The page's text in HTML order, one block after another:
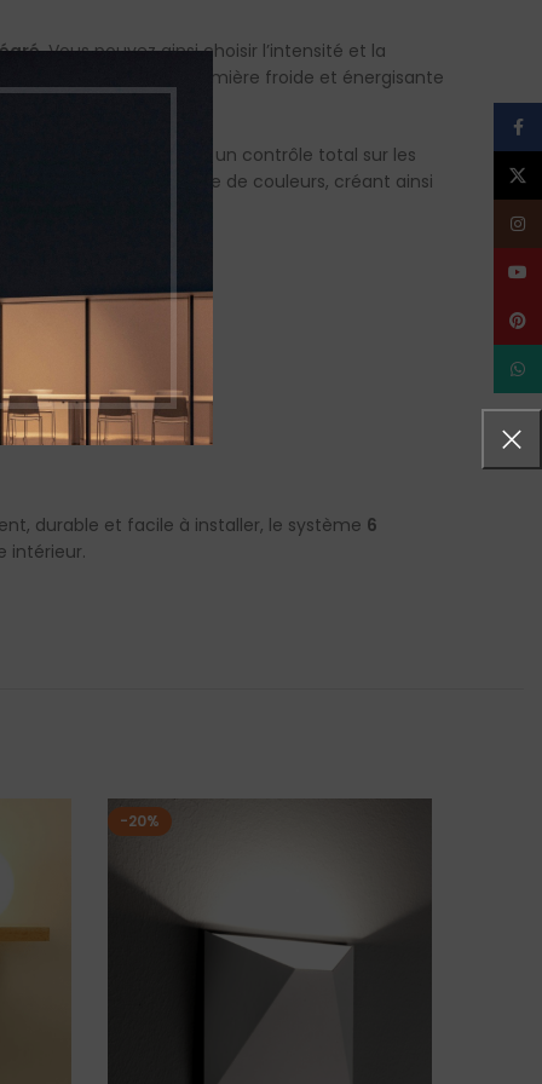
. Vous pouvez ainsi choisir l’intensité et la
et apaisante à une lumière froide et énergisante
une application, offrant un contrôle total sur les
une gamme infinie de couleurs, créant ainsi
durable et facile à installer, le système 6
intérieur.
-20%